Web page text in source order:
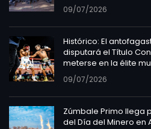
09/07/2026
Histórico: El
disputará el Título
meterse en la élite
09/07/2026
Zúmbale Primo llega
del Día del Minero en